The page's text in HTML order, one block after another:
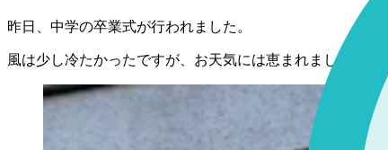
昨日、中学の卒業式が行われました。
風は少し冷たかったですが、お天気には恵まれました。